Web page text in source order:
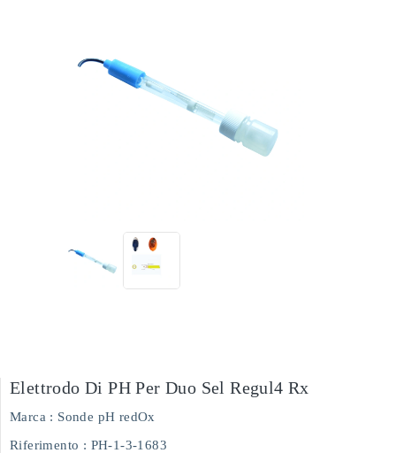
Elettrodo Di PH Per Duo Sel Regul4 Rx
Marca : Sonde pH redOx
Riferimento : PH-1-3-1683